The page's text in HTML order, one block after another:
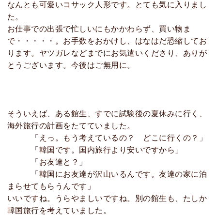
なんとも可愛いコサック人形です。とても気に入りまし
た。
お仕事での出張で忙しいにもかかわらず、買い物ま
で・・・・・。お手数をおかけし、はなはだ恐縮してお
ります。ヤツガレなどまでにお気遣いくださり、ありが
とうございます。今後はご無用に。
そういえば、ある館生、すでに試験後の夏休みに行く、
海外旅行の計画をたてていました。
「えっ。もう考えているの？ どこに行くの？」
「韓国です。国内旅行より安いですから」
「お友達と？」
「韓国にお友達が沢山いるんです。友達の家に泊
まらせてもらうんです」
いいですね。うらやましいですね。別の館生も、たしか
韓国旅行を考えていました。